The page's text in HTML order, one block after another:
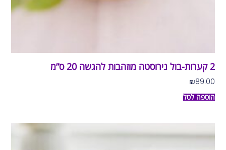
2 קערות-בול נירוסטה מוזהבות להגשה 20 ס”מ
₪89.00
הוספה לסל